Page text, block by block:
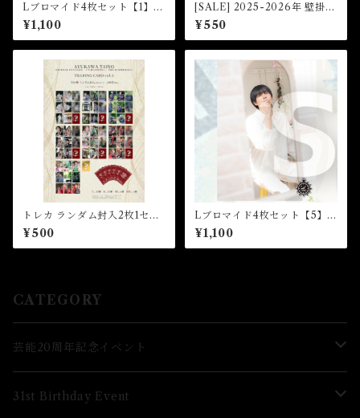
Lブロマイド4枚セット【1】
（全8種）★芸能24周年記念イ
ベント
¥1,100
[SALE] 2025-2026年 壁掛け
カレンダー★2025FCM
¥550
トレカ ランダム封入2枚1セッ
トVol.3 (THE SUMMER202
3)
¥500
Lブロマイド4枚セット【5】
（全8種）★芸能24周年記念イ
ベント
¥1,100
CATEGORY
芸能20周年記念イベント
Lブロマイド
31st Birthday Event